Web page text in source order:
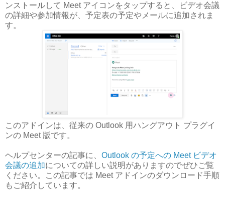
ンストールして Meet アイコンをタップすると、ビデオ会議
の詳細や参加情報が、予定表の予定やメールに追加されま
す。
このアドインは、従来の Outlook 用ハングアウト プラグイ
ンの Meet 版です。
ヘルプセンターの記事に、 Outlook の予定への Meet ビデオ
会議の追加についての詳しい説明がありますのでぜひご覧
ください。この記事では Meet アドインのダウンロード手順
もご紹介しています。